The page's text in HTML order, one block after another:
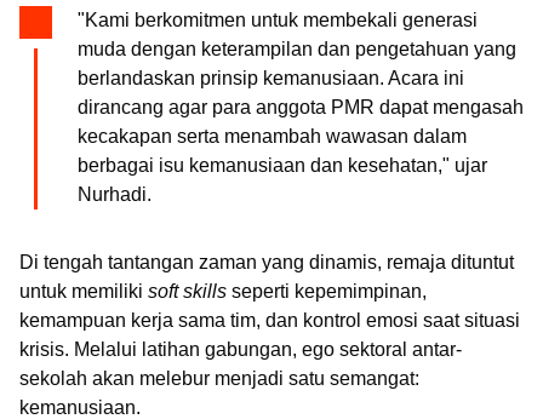
"Kami berkomitmen untuk membekali generasi
muda dengan keterampilan dan pengetahuan yang
berlandaskan prinsip kemanusiaan. Acara ini
dirancang agar para anggota PMR dapat mengasah
kecakapan serta menambah wawasan dalam
berbagai isu kemanusiaan dan kesehatan," ujar
Nurhadi.
Di tengah tantangan zaman yang dinamis, remaja dituntut
untuk memiliki soft skills seperti kepemimpinan,
kemampuan kerja sama tim, dan kontrol emosi saat situasi
krisis. Melalui latihan gabungan, ego sektoral antar-
sekolah akan melebur menjadi satu semangat:
kemanusiaan.